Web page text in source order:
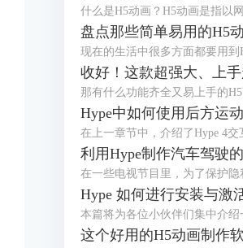
Hype 如何进行安装与激